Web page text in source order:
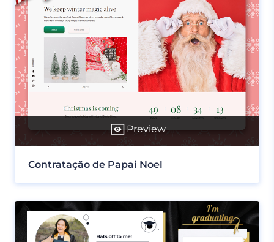
Preview
Contratação de Papai Noel